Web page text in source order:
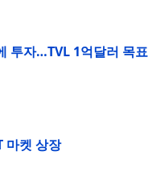
투자…TVL 1억달러 목표
마켓 상장